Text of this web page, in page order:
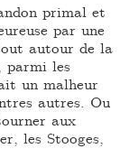
primal et
par une
autour de la
parmi les
un malheur
autres. Ou
aux
les Stooges,